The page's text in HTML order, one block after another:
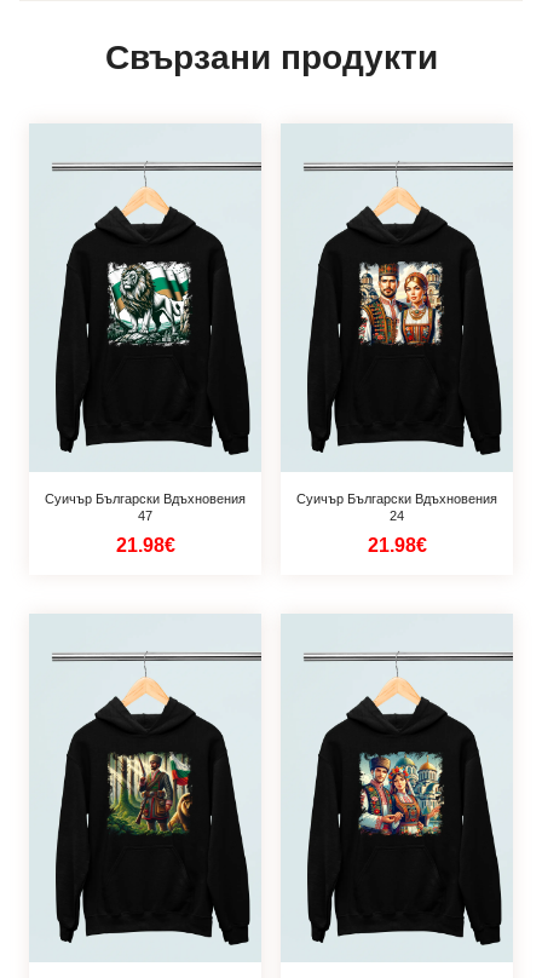
Свързани продукти
Суичър Български Вдъхновения
47
21.98€
Суичър Български Вдъхновения
24
21.98€